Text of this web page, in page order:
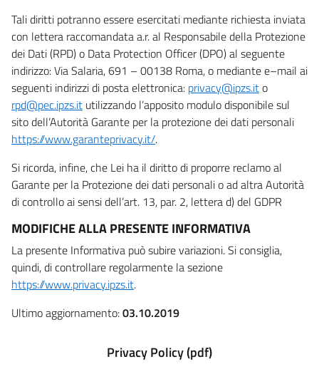
Tali diritti potranno essere esercitati mediante richiesta inviata
con lettera raccomandata a.r. al Responsabile della Protezione
dei Dati (RPD) o Data Protection Officer (DPO) al seguente
indirizzo: Via Salaria, 691 – 00138 Roma, o mediante e–mail ai
seguenti indirizzi di posta elettronica: privacy@ipzs.ito
rpd@pec.ipzs.it utilizzando l’apposito modulo disponibile sul
sito dell’Autorità Garante per la protezione dei dati personali
https://www.garanteprivacy.it/.
Si ricorda, infine, che Lei ha il diritto di proporre reclamo al
Garante per la Protezione dei dati personali o ad altra Autorità
di controllo ai sensi dell’art. 13, par. 2, lettera d) del GDPR
MODIFICHE ALLA PRESENTE INFORMATIVA
La presente Informativa può subire variazioni. Si consiglia,
quindi, di controllare regolarmente la sezione
https://www.privacy.ipzs.it.
Ultimo aggiornamento:03.10.2019
Privacy Policy (pdf)